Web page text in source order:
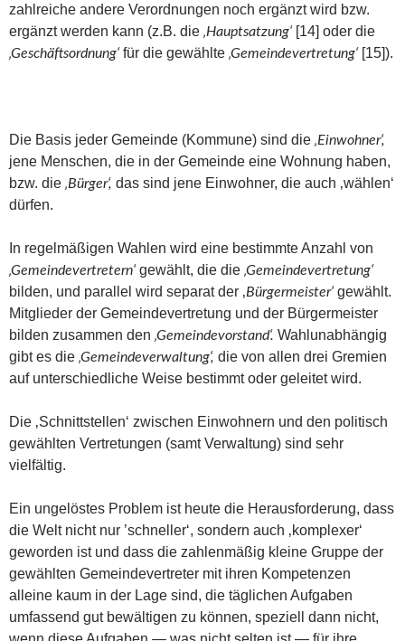
zahlreiche andere Verordnungen noch ergänzt wird bzw.
ergänzt werden kann (z.B. die ‚Hauptsatzung‘[14] oder die
‚Geschäftsordnung‘ für die gewählte ‚Gemeindevertretung‘[15]).
Die Basis jeder Gemeinde (Kommune) sind die ‚Einwohner‘,
jene Menschen, die in der Gemeinde eine Wohnung haben,
bzw. die ‚Bürger‘, das sind jene Einwohner, die auch ‚wählen‘
dürfen.
In regelmäßigen Wahlen wird eine bestimmte Anzahl von
‚Gemeindevertretern‘gewählt, die die ‚Gemeindevertretung‘
bilden, und parallel wird separat der ‚Bürgermeister‘ gewählt.
Mitglieder der Gemeindevertretung und der Bürgermeister
bilden zusammen den ‚Gemeindevorstand‘. Wahlunabhängig
gibt es die ‚Gemeindeverwaltung‘, die von allen drei Gremien
auf unterschiedliche Weise bestimmt oder geleitet wird.
Die ‚Schnittstellen‘ zwischen Einwohnern und den politisch
gewählten Vertretungen (samt Verwaltung) sind sehr
vielfältig.
Ein ungelöstes Problem ist heute die Herausforderung, dass
die Welt nicht nur ’schneller‘, sondern auch ‚komplexer‘
geworden ist und dass die zahlenmäßig kleine Gruppe der
gewählten Gemeindevertreter mit ihren Kompetenzen
alleine kaum in der Lage sind, die täglichen Aufgaben
umfassend gut bewältigen zu können, speziell dann nicht,